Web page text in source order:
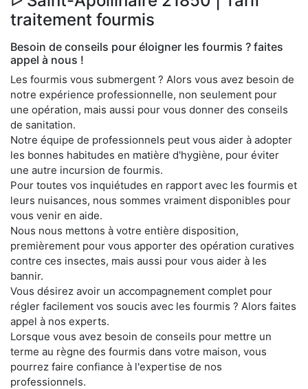
traitement fourmis
Besoin de conseils pour éloigner les fourmis ? faites
appel à nous !
Les fourmis vous submergent ? Alors vous avez besoin de
notre expérience professionnelle, non seulement pour
une opération, mais aussi pour vous donner des conseils
de sanitation.
Notre équipe de professionnels peut vous aider à adopter
les bonnes habitudes en matière d'hygiène, pour éviter
une autre incursion de fourmis.
Pour toutes vos inquiétudes en rapport avec les fourmis et
leurs nuisances, nous sommes vraiment disponibles pour
vous venir en aide.
Nous nous mettons à votre entière disposition,
premièrement pour vous apporter des opération curatives
contre ces insectes, mais aussi pour vous aider à les
bannir.
Vous désirez avoir un accompagnement complet pour
régler facilement vos soucis avec les fourmis ? Alors faites
appel à nos experts.
Lorsque vous avez besoin de conseils pour mettre un
terme au règne des fourmis dans votre maison, vous
pourrez faire confiance à l'expertise de nos
professionnels.